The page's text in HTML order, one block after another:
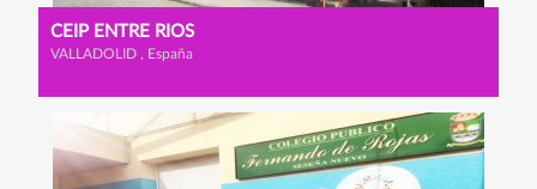
CEIP ENTRE RIOS
VALLADOLID , España